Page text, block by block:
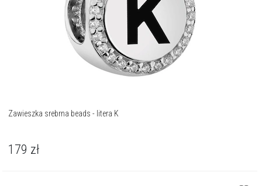
Zawieszka srebrna beads - litera K
179 zł